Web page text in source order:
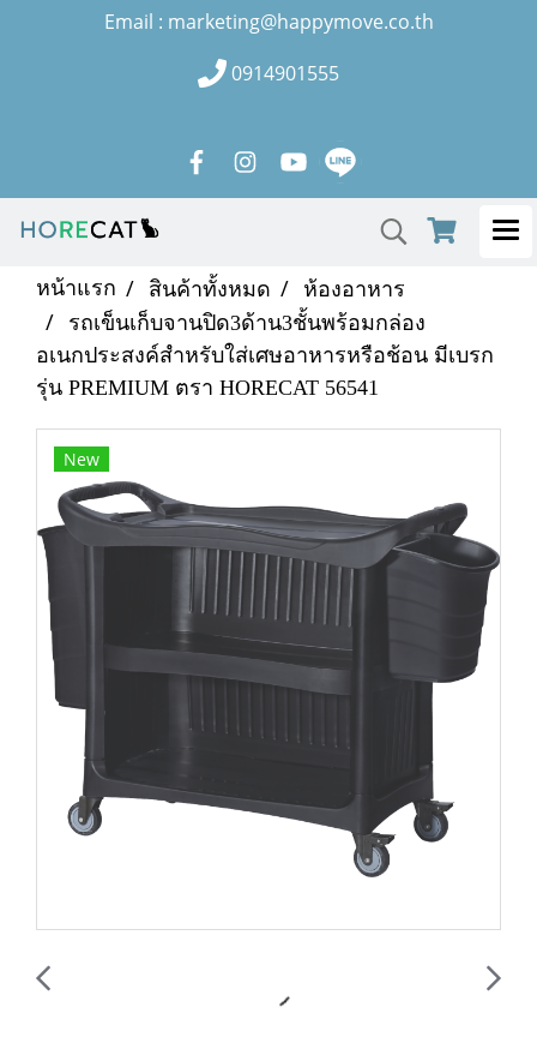
Email : marketing@happymove.co.th
0914901555
หน้าแรก สินค้าทั้งหมด
ห้องอาหาร
รถเข็นเก็บจานปิด3ด้าน3ชั้นพร้อมกล่อง
อเนกประสงค์สำหรับใส่เศษอาหารหรือช้อน มีเบรก
รุ่น PREMIUM ตรา HORECAT 56541
New